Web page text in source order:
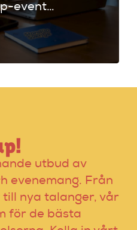
event
Planera
undvik
för
utbud av
evenemang. Från
nya talanger, vår
för de bästa